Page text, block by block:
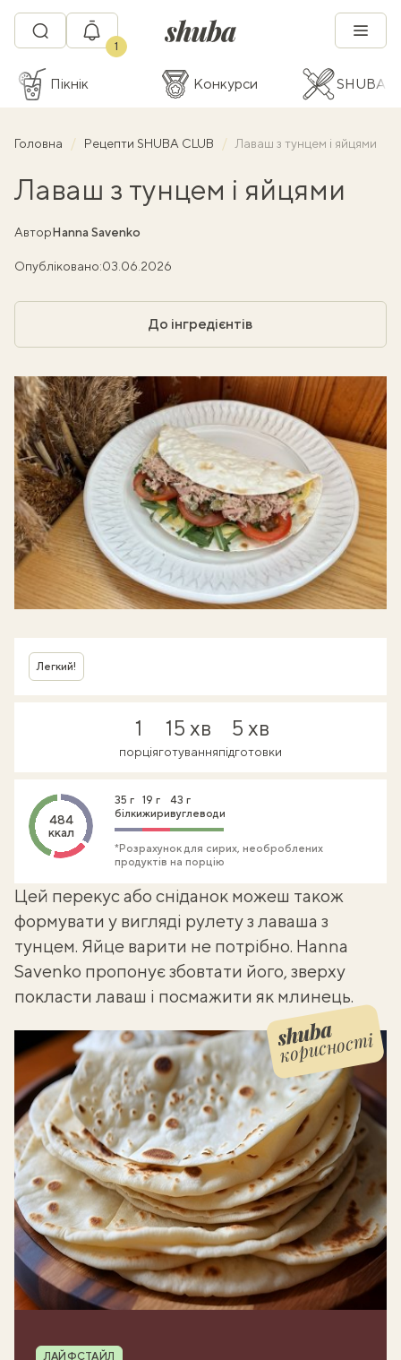
1
Пікнік Конкурси SHUBA
Головна Рецепти SHUBA CLUB Лаваш з тунцем і яйцями
Лаваш з тунцем і яйцями
АвторHanna Savenko
Опубліковано:03.06.2026
До інгредієнтів
Легкий!
1
порція
15 хв
готування
5 хв
підготовки
484
ккал
35 г
білки
19 г
жири
43 г
вуглеводи
*Розрахунок для сирих, необроблених
продуктів на порцію
Цей перекус або сніданок можеш також
формувати у вигляді рулету з лаваша з
тунцем. Яйце варити не потрібно. Hanna
Savenko пропонує збовтати його, зверху
покласти лаваш і посмажити як млинець.
корисності
Shuba корисності
Рубрика
ЛАЙФСТАЙЛ